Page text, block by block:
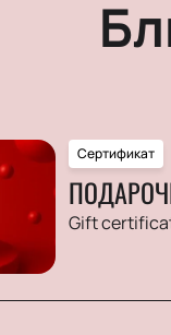
Сертификат
Gift